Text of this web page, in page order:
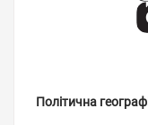
Політична